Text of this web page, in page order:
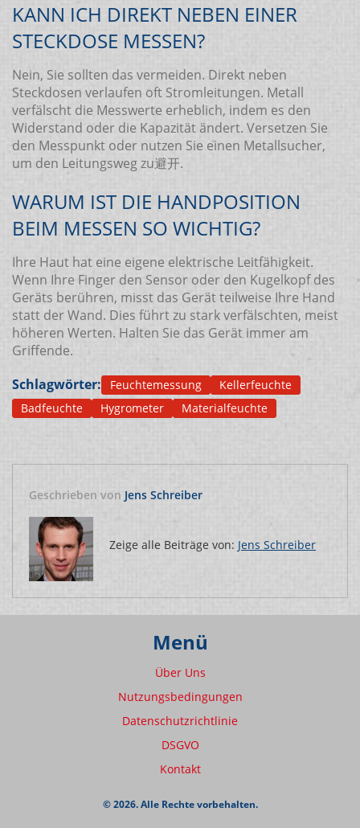
KANN ICH DIREKT NEBEN EINER
STECKDOSE MESSEN?
Nein, Sie sollten das vermeiden. Direkt neben
Steckdosen verlaufen oft Stromleitungen. Metall
verfälscht die Messwerte erheblich, indem es den
Widerstand oder die Kapazität ändert. Versetzen Sie
den Messpunkt oder nutzen Sie einen Metallsucher,
um den Leitungsweg zu避开.
WARUM IST DIE HANDPOSITION
BEIM MESSEN SO WICHTIG?
Ihre Haut hat eine eigene elektrische Leitfähigkeit.
Wenn Ihre Finger den Sensor oder den Kugelkopf des
Geräts berühren, misst das Gerät teilweise Ihre Hand
statt der Wand. Dies führt zu stark verfälschten, meist
höheren Werten. Halten Sie das Gerät immer am
Griffende.
Schlagwörter:
Feuchtemessung
Kellerfeuchte
Badfeuchte
Hygrometer Materialfeuchte
Geschrieben von Jens Schreiber
Zeige alle Beiträge von: Jens Schreiber
Menü
Über Uns
Nutzungsbedingungen
Datenschutzrichtlinie
DSGVO
Kontakt
© 2026. Alle Rechte vorbehalten.